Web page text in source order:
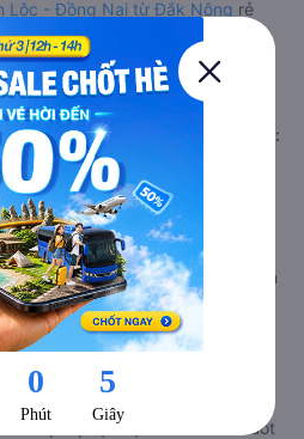
Lộc - Đồng Nai từ Đắk Nông rẻ
xe Quý Thảo (Đắk Lắk). Tùy
và chương trình khuyến mãi, giá
- Đồng Nai limousine này có thể
Nai từ Đắk Nông giường nằm đôi:
Nai từ Đắk Nông giường nằm
giường được thiết kế như một
hiện đại. Đây là dòng xe
Lộc - Đồng Nai mới xuất hiện
nằm đôi ra đời nhằm đáp ứng
khách hàng về chất lượng dịch
nằm thông thường, xe giường
Nai có nhiều ưu điểm và tiện nghi
nghìn bộ phim giải trí, wifi,
phí phục vụ hành khách suốt